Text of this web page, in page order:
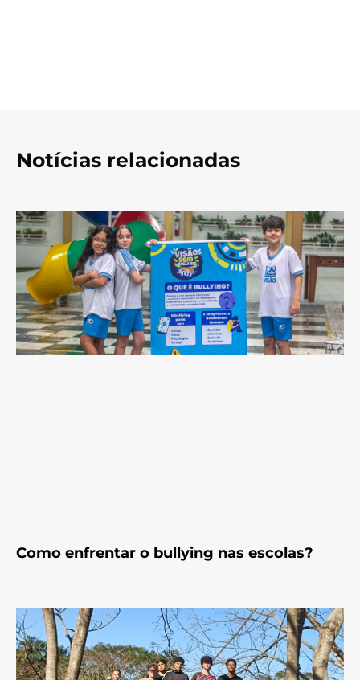
Notícias relacionadas
Como enfrentar o bullying nas escolas?